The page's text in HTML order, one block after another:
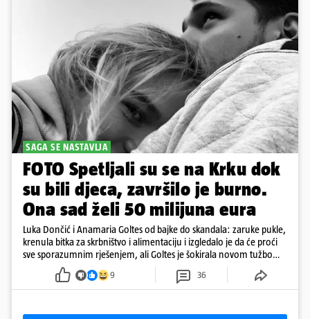
SAGA SE NASTAVLJA
FOTO Spetljali su se na Krku dok
su bili djeca, završilo je burno.
Ona sad želi 50 milijuna eura
Luka Dončić i Anamaria Goltes od bajke do skandala: zaruke pukle,
krenula bitka za skrbništvo i alimentaciju i izgledalo je da će proći
sve sporazumnim rješenjem, ali Goltes je šokirala novom tužbom
u Sloveniji
9 36